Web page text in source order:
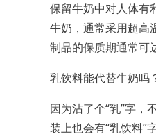
保留牛奶中对人体有
牛奶，通常采用超高
制品的保质期通常可
乳饮料能代替牛奶吗
因为沾了个“乳”字，
装上也会有“乳饮料”